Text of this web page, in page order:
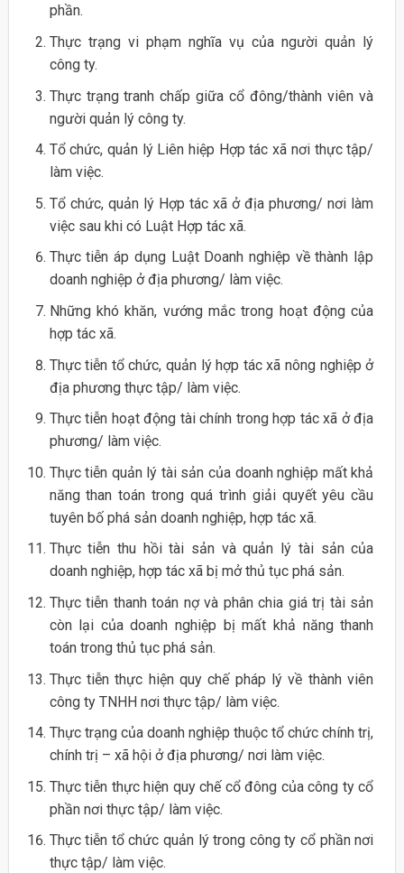
phần.
Thực trạng vi phạm nghĩa vụ của người quản lý
công ty.
Thực trạng tranh chấp giữa cổ đông/thành viên và
người quản lý công ty.
Tổ chức, quản lý Liên hiệp Hợp tác xã nơi thực tập/
làm việc.
Tổ chức, quản lý Hợp tác xã ở địa phương/ nơi làm
việc sau khi có Luật Hợp tác xã.
Thực tiễn áp dụng Luật Doanh nghiệp về thành lập
doanh nghiệp ở địa phương/ làm việc.
Những khó khăn, vướng mắc trong hoạt động của
hợp tác xã.
Thực tiễn tổ chức, quản lý hợp tác xã nông nghiệp ở
địa phương thực tập/ làm việc.
Thực tiễn hoạt động tài chính trong hợp tác xã ở địa
phương/ làm việc.
Thực tiễn quản lý tài sản của doanh nghiệp mất khả
năng than toán trong quá trình giải quyết yêu cầu
tuyên bố phá sản doanh nghiệp, hợp tác xã.
Thực tiễn thu hồi tài sản và quản lý tài sản của
doanh nghiệp, hợp tác xã bị mở thủ tục phá sản.
Thực tiễn thanh toán nợ và phân chia giá trị tài sản
còn lại của doanh nghiệp bị mất khả năng thanh
toán trong thủ tục phá sản.
Thực tiễn thực hiện quy chế pháp lý về thành viên
công ty TNHH nơi thực tập/ làm việc.
Thực trạng của doanh nghiệp thuộc tổ chức chính trị,
chính trị – xã hội ở địa phương/ nơi làm việc.
Thực tiễn thực hiện quy chế cổ đông của công ty cổ
phần nơi thực tập/ làm việc.
Thực tiễn tổ chức quản lý trong công ty cổ phần nơi
thực tập/ làm việc.